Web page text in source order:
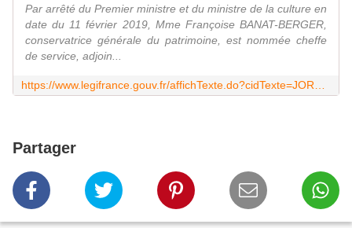
Par arrêté du Premier ministre et du ministre de la culture en
date du 11 février 2019, Mme Françoise BANAT-BERGER,
conservatrice générale du patrimoine, est nommée cheffe
de service, adjoin...
Partager